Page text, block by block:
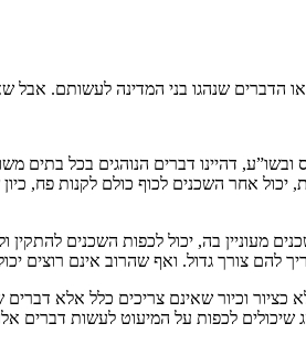
או הדברים שנהגו בני המדינה לעשותם. אבל
דהיינו דברים הנוהגים בכל בתים
אחר השכנים לכוף כולם לקנות פח,
מעוניין בה, יכול לכפות השכנים
להם צורך גדול. ואף שהרוב אינם
וכיור שאינם צריכים כלל אלא
שיכולים לכפות על המיעוט לעשות